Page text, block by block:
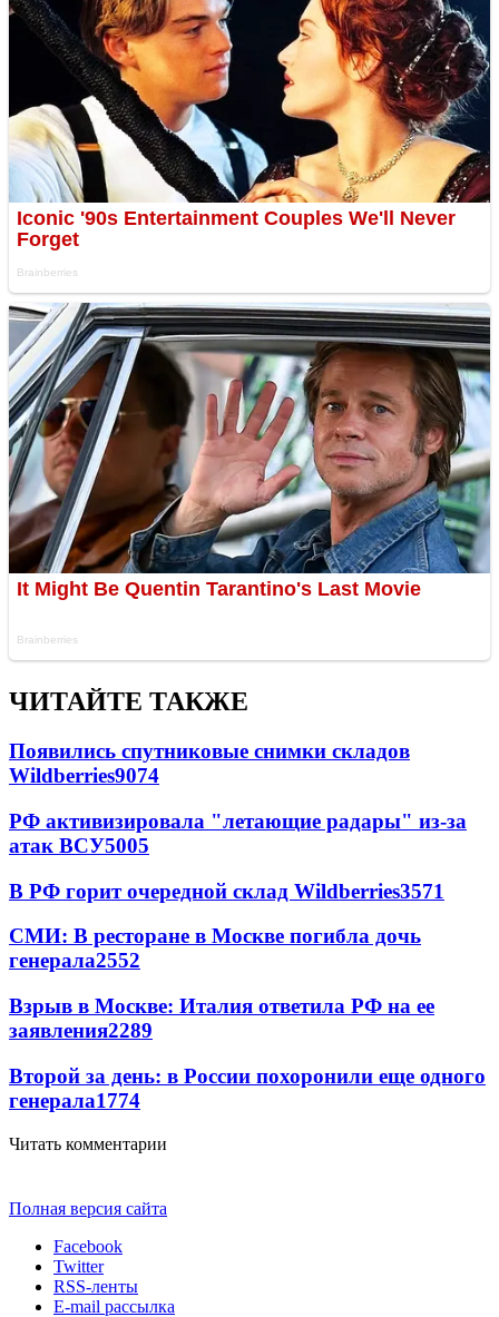
ЧИТАЙТЕ ТАКЖЕ
Появились спутниковые снимки складов
Wildberries9074
РФ активизировала "летающие радары" из-за
атак ВСУ5005
В РФ горит очередной склад Wildberries3571
СМИ: В ресторане в Москве погибла дочь
генерала2552
Взрыв в Москве: Италия ответила РФ на ее
заявления2289
Второй за день: в России похоронили еще одного
генерала1774
Читать комментарии
Полная версия сайта
Facebook
Twitter
RSS-ленты
E-mail рассылка